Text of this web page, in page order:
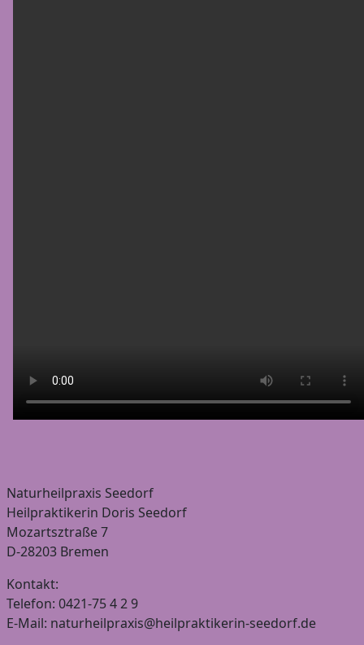
Naturheilpraxis Seedorf
Heilpraktikerin Doris Seedorf
Mozartsztraße 7
D-28203 Bremen
Kontakt:
Telefon: 0421-75 4 2 9
E-Mail: naturheilpraxis@heilpraktikerin-seedorf.de